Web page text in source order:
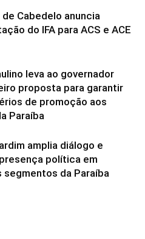
Cabedelo anuncia
do IFA para ACS e ACE
leva ao governador
proposta para garantir
de promoção aos
Paraíba
amplia diálogo e
política em
da Paraíba